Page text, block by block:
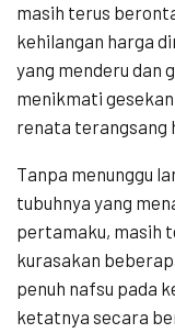
masih terus
kehilangan harga
yang menderu dan
menikmati
renata terangsang
Tanpa menunggu
tubuhnya yang
pertamaku, masih
kurasakan
penuh nafsu pada
ketatnya secara